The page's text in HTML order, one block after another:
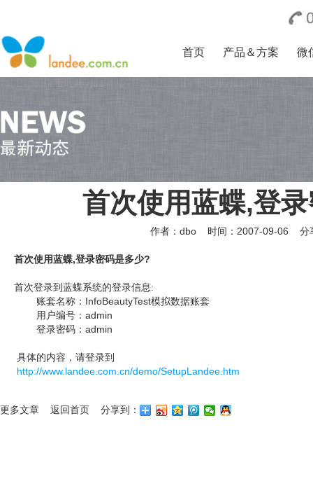
首页 产品＆方案 微
首次使用蓝蝶,登
作者：dbo 时间：2007-09-06 分
首次使用蓝蝶,登录密码是多少?
首次登录到蓝蝶系统的登录信息:
账套名称：InfoBeautyTest模拟数据账套
用户编号：admin
登录密码：admin
具体的内容，请登录到
http://www.landee.com.cn/demo/SetupLandee.htm
更多文章 返回首页 分享到：